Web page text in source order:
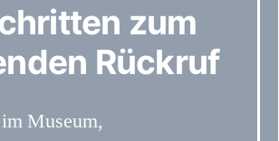
zum
Rückruf
Museum,